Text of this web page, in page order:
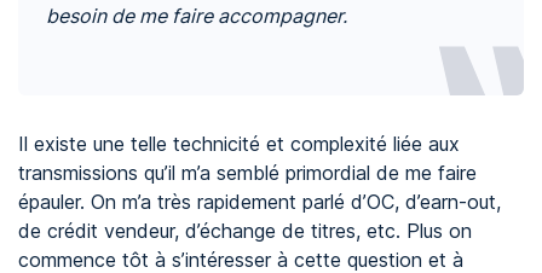
besoin de me faire accompagner.
Il existe une telle technicité et complexité liée aux
transmissions qu’il m’a semblé primordial de me faire
épauler. On m’a très rapidement parlé d’OC, d’earn-out,
de crédit vendeur, d’échange de titres, etc. Plus on
commence tôt à s’intéresser à cette question et à